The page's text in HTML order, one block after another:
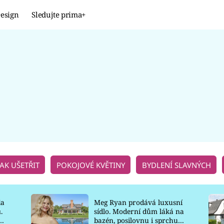
Sledujte prima+
UŠETŘIT POKOJOVÉ KVĚTINY BYDLENÍ SLAVNÝCH
Meg Ryan prodává luxusní
sídlo. Moderní dům láká na
bazén, posilovnu i sprchu